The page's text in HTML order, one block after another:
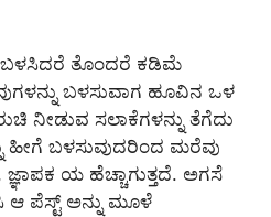
ಬಳಸಿದರೆ ತೊಂದರೆ ಕಡಿಮೆ
ಬಳಸುವಾಗ ಹೂವಿನ ಒಳ
ನೀಡುವ ಸಲಾಕೆಗಳನ್ನು ತೆಗೆದು
ಹೀಗೆ ಬಳಸುವುದರಿಂದ ಮರೆವು
ಯ ಹೆಚ್ಚಾಗುತ್ತದೆ. ಅಗಸೆ
ಆ ಪೆಸ್ಟ್ ಅನ್ನು ಮೂಳೆ